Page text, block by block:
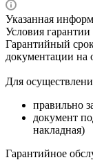
Указанная
Условия гарантии
Гарантийный
документации на
Для
правильно
документ
накладная)
Гарантийное